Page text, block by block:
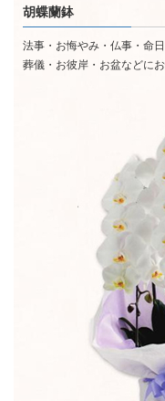
胡蝶蘭鉢
法事・お悔やみ・仏事・命
葬儀・お彼岸・お盆などに